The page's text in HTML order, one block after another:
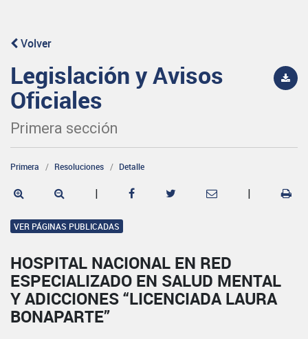
Volver
Legislación y Avisos
Oficiales
Primera sección
Primera Resoluciones Detalle
| |
VER PÁGINAS PUBLICADAS
HOSPITAL NACIONAL EN RED
ESPECIALIZADO EN SALUD MENTAL
Y ADICCIONES “LICENCIADA LAURA
BONAPARTE”